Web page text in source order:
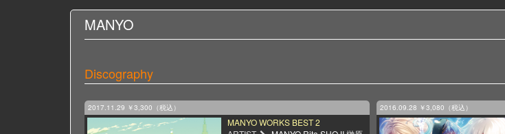
MANYO
Discography
2017.11.29 ￥3,300（税込）
MANYO WORKS BEST 2
2016.09.28 ￥3,080（税込）